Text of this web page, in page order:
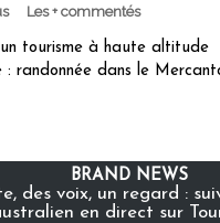
Les + commentés
tourisme à haute altitude
: randonnée dans le
BRAND NEWS
des voix, un regard :
en direct sur